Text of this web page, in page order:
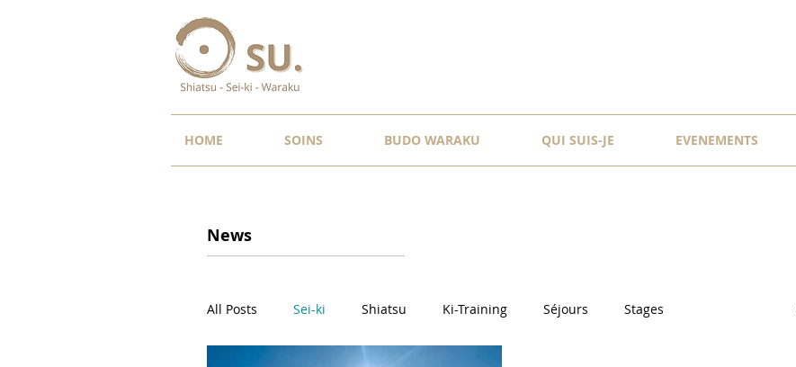
HOME SOINS BUDO WARAKU QUI SUIS-JE EVENEMENTS
News
All Posts Sei-ki Shiatsu Ki-Training Séjours Stages